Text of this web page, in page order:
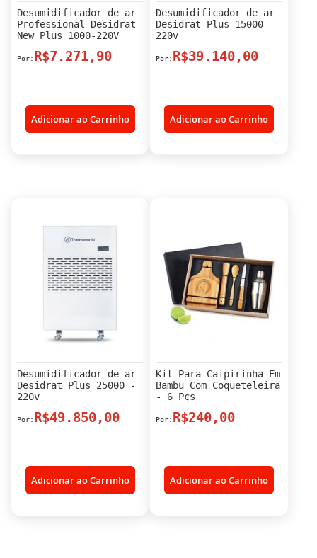
Desumidificador de ar
Professional Desidrat
New Plus 1000-220V
R$7.271,90
Adicionar ao Carrinho
Desumidificador de ar
Desidrat Plus 15000 -
220v
R$39.140,00
Adicionar ao Carrinho
Desumidificador de ar
Desidrat Plus 25000 -
220v
R$49.850,00
Adicionar ao Carrinho
Kit Para Caipirinha Em
Bambu Com Coqueteleira
- 6 Pçs
R$240,00
Adicionar ao Carrinho